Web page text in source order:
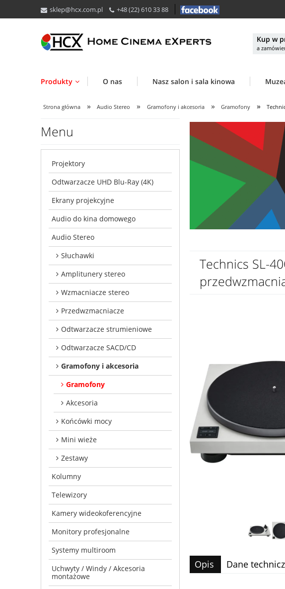
sklep@hcx.com.pl +48 (22) 610 33 88
Kup w
a
Produkty O nas Nasz salon i sala kinowa
Strona główna » Audio Stereo » Gramofony i akcesoria » Gramofony »
Menu
Projektory
Odtwarzacze UHD Blu-Ray (4K)
Ekrany projekcyjne
Audio do kina domowego
Audio Stereo
Słuchawki
Amplitunery stereo
Wzmacniacze stereo
Przedwzmacniacze
Odtwarzacze strumieniowe
Odtwarzacze SACD/CD
Gramofony i akcesoria
Gramofony
Akcesoria
Końcówki mocy
Mini wieże
Zestawy
Kolumny
Telewizory
Kamery wideokoferencyjne
Monitory profesjonalne
Systemy multiroom
Uchwyty / Windy / Akcesoria
montażowe
Technics SL-
Opis Dane